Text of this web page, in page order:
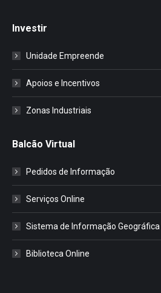
Investir
Unidade Empreende
Apoios e Incentivos
Zonas Industriais
Balcão Virtual
Pedidos de Informação
Serviços Online
Sistema de Informação Geográfica
Biblioteca Online